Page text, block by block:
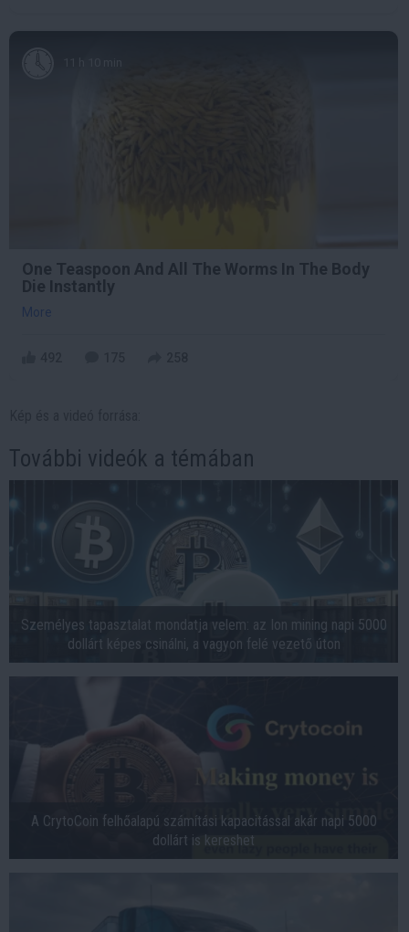
One Teaspoon And All The Worms In The Body
Die Instantly
More
További videók a témában
Személyes tapasztalat mondatja velem: az Ion mining napi 5000
dollárt képes csinálni, a vagyon felé vezető úton
A CrytoCoin felhőalapú számítási kapacitással akár napi 5000
dollárt is kereshet